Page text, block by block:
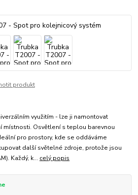
produkt
využitím - lze ji namontovat
místnosti. Osvětlení s teplou barevnou
pro prostory, kde se oddáváme
další světelné zdroje, protože jsou
Každý, k... celý popis